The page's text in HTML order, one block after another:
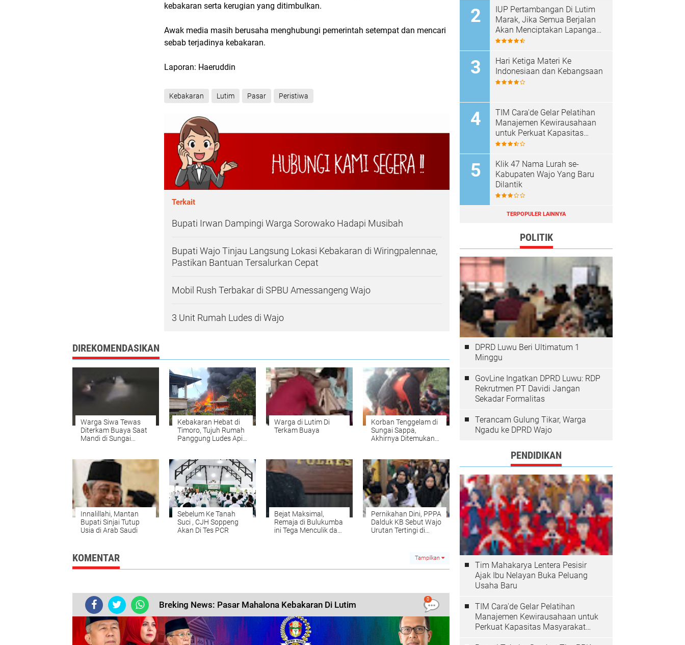
kebakaran serta kerugian yang ditimbulkan.
Awak media masih berusaha menghubungi pemerintah setempat dan mencari
sebab terjadinya kebakaran.
Laporan: Haeruddin
Kebakaran Lutim Pasar Peristiwa
Terkait
Bupati Irwan Dampingi Warga Sorowako Hadapi Musibah
Bupati Wajo Tinjau Langsung Lokasi Kebakaran di Wiringpalennae,
Pastikan Bantuan Tersalurkan Cepat
Mobil Rush Terbakar di SPBU Amessangeng Wajo
3 Unit Rumah Ludes di Wajo
DIREKOMENDASIKAN
Warga Siwa Tewas
Diterkam Buaya Saat
Mandi di Sungai
Kebakaran Hebat di
Timoro, Tujuh Rumah
Panggung Ludes Api,
Warga di Lutim Di
Terkam Buaya
Korban Tenggelam di
Sungai Sappa,
Akhirnya Ditemukan
Innalillahi, Mantan
Bupati Sinjai Tutup
Usia di Arab Saudi
Sebelum Ke Tanah
Suci , CJH Soppeng
Akan Di Tes PCR
Bejat Maksimal,
Remaja di Bulukumba
ini Tega Menculik dan
Pernikahan Dini, PPPA
Dalduk KB Sebut Wajo
Urutan Tertingi di
KOMENTAR Tampilkan
Breking News: Pasar Mahalona Kebakaran Di Lutim
0
IUP Pertambangan Di Lutim
Marak, Jika Semua Berjalan
Akan Menciptakan Lapangan
Kerja Baru Dan Menambah
Hari Ketiga Materi Ke
Indonesiaan dan Kebangsaan
TIM Cara'de Gelar Pelatihan
Manajemen Kewirausahaan
untuk Perkuat Kapasitas
Masyarakat Desa Tinggimae
Klik 47 Nama Lurah se-
Kabupaten Wajo Yang Baru
Dilantik
TERPOPULER LAINNYA
POLITIK
DPRD Luwu Beri Ultimatum 1
Minggu
GovLine Ingatkan DPRD Luwu: RDP
Rekrutmen PT Davidi Jangan
Sekadar Formalitas
Terancam Gulung Tikar, Warga
Ngadu ke DPRD Wajo
PENDIDIKAN
Tim Mahakarya Lentera Pesisir
Ajak Ibu Nelayan Buka Peluang
Usaha Baru
TIM Cara'de Gelar Pelatihan
Manajemen Kewirausahaan untuk
Perkuat Kapasitas Masyarakat